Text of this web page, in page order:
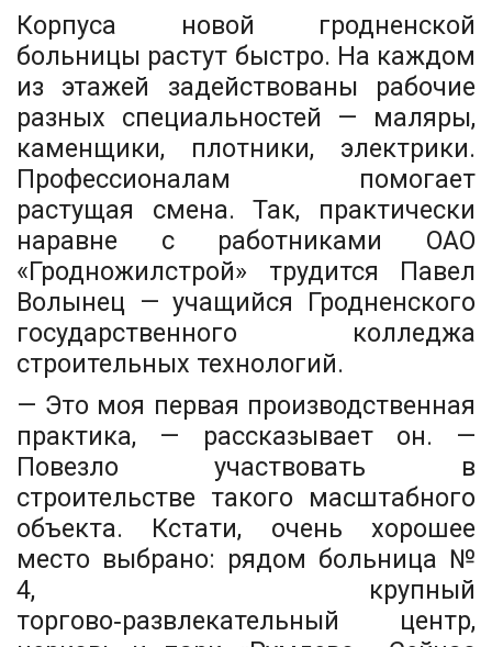
Корпуса новой гродненской
больницы растут быстро. На каждом
из этажей задействованы рабочие
разных специальностей — маляры,
каменщики, плотники, электрики.
Профессионалам помогает
растущая смена. Так, практически
наравне с работниками ОАО
«Гродножилстрой» трудится Павел
Волынец — учащийся Гродненского
государственного колледжа
строительных технологий.
— Это моя первая производственная
практика, — рассказывает он. —
Повезло участвовать в
строительстве такого масштабного
объекта. Кстати, очень хорошее
место выбрано: рядом больница №
4, крупный
торгово‑развлекательный центр,